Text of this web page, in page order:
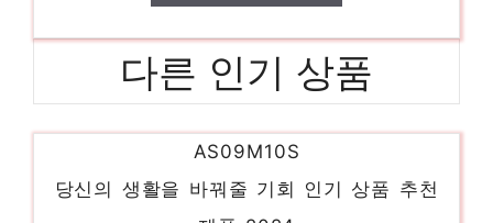
다른 인기 상품
쿠쿠 스테인레스 포터블 제빙기, CIM-
당신의 생활을 바꿔줄 기회 인기 상품 추천
제품 2024